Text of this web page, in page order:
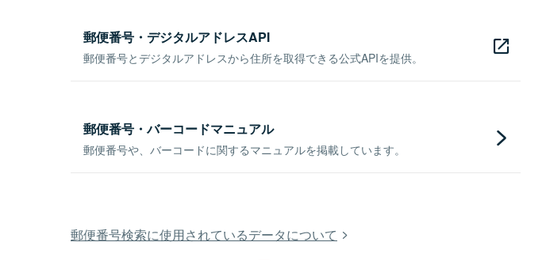
郵便番号・デジタルアドレスAPI
郵便番号とデジタルアドレスから住所を取得できる公式APIを提供。
郵便番号・バーコードマニュアル
郵便番号や、バーコードに関するマニュアルを掲載しています。
郵便番号検索に使用されているデータについて